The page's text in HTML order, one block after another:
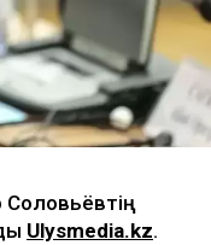
Соловьёвтің
Ulysmedia.kz.